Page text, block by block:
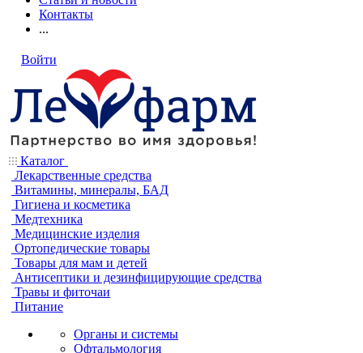
Контакты
...
Войти
Каталог
Лекарственные средства
Витамины, минералы, БАД
Гигиена и косметика
Медтехника
Медицинские изделия
Ортопедические товары
Товары для мам и детей
Антисептики и дезинфицирующие средства
Травы и фиточаи
Питание
Органы и системы
Офтальмология